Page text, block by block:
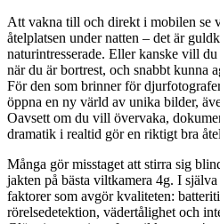
Att vakna till och direkt i mobilen se
åtelplatsen under natten – det är
naturintresserade. Eller kanske vill
när du är bortrest, och snabbt kunna
För den som brinner för
öppna en ny värld av unika bilder,
Oavsett om du vill övervaka,
dramatik i realtid gör en riktigt bra
Många gör misstaget att stirra sig
jakten på bästa viltkamera 4g. I
faktorer som avgör kvaliteten:
rörelsedetektion, vädertålighet och